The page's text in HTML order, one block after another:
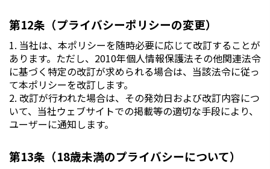
第12条（プライバシーポリシーの変更）
1. 当社は、本ポリシーを随時必要に応じて改訂することが
あります。ただし、2010年個人情報保護法その他関連法令
に基づく特定の改訂が求められる場合は、当該法令に従っ
て本ポリシーを改訂します。
2. 改訂が行われた場合は、その発効日および改訂内容につ
いて、当社ウェブサイトでの掲載等の適切な手段により、
ユーザーに通知します。
第13条（18歳未満のプライバシーについて）